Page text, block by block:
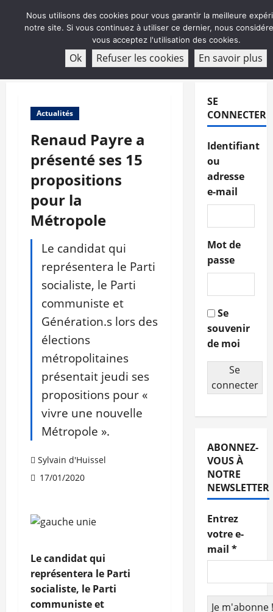
ABONNEMENT
Actualités
Renaud Payre a
présenté ses 15
propositions
pour la
Métropole
Le candidat qui
représentera le Parti
socialiste, le Parti
communiste et
Génération.s lors des
élections
métropolitaines
présentait jeudi ses
propositions pour «
vivre une nouvelle
Métropole ».
Sylvain d'Huissel
17/01/2020
Le candidat qui
représentera le Parti
socialiste, le Parti
communiste et
SE
CONNECTER
Identifiant
ou
adresse
e-mail
Mot de
passe
Se
souvenir
de moi
Se
connecter
ABONNEZ-
VOUS À
NOTRE
NEWSLETTER
Entrez
votre e-
mail *
Nous utilisons des cookies pour vous garantir la meilleure
notre site. Si vous continuez à utiliser ce dernier, nous
vous acceptez l'utilisation des cookies.
Ok Refuser les cookies En savoir plus